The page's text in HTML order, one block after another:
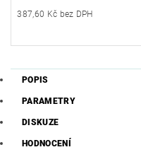
387,60 Kč bez DPH
POPIS
PARAMETRY
DISKUZE
HODNOCENÍ